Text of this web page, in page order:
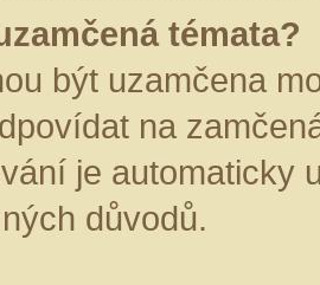
témata?
být uzamčena
na
je automaticky
důvodů.